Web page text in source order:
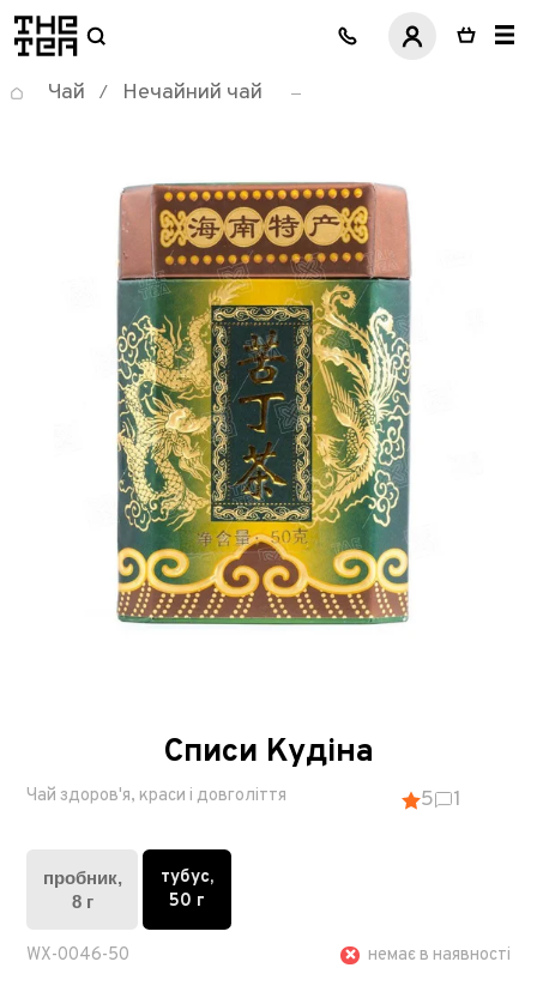
логотип
Чай / Нечайний чай
Списи Кудіна
Чай здоров'я, краси і довголіття 5 1
пробник,
8 г
тубус,
50 ​​г
WX-0046-50 немає в наявності